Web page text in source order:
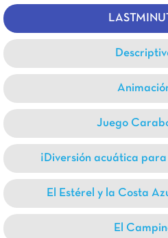
Juego
¡Diversión acuática
El Estérel y la Costa
El